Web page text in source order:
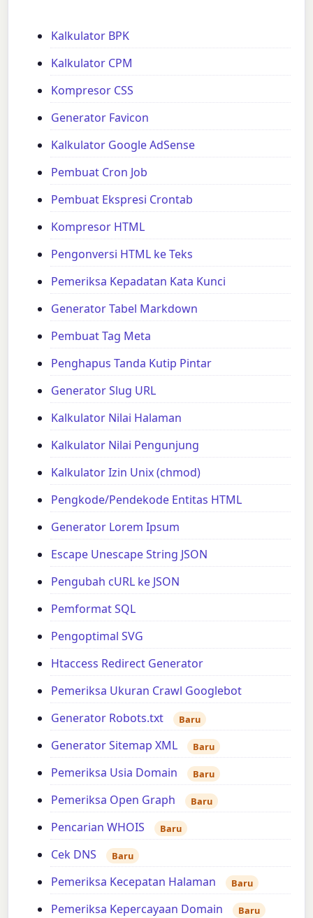
Kalkulator BPK
Kalkulator CPM
Kompresor CSS
Generator Favicon
Kalkulator Google AdSense
Pembuat Cron Job
Pembuat Ekspresi Crontab
Kompresor HTML
Pengonversi HTML ke Teks
Pemeriksa Kepadatan Kata Kunci
Generator Tabel Markdown
Pembuat Tag Meta
Penghapus Tanda Kutip Pintar
Generator Slug URL
Kalkulator Nilai Halaman
Kalkulator Nilai Pengunjung
Kalkulator Izin Unix (chmod)
Pengkode/Pendekode Entitas HTML
Generator Lorem Ipsum
Escape Unescape String JSON
Pengubah cURL ke JSON
Pemformat SQL
Pengoptimal SVG
Htaccess Redirect Generator
Pemeriksa Ukuran Crawl Googlebot
Generator Robots.txt
Baru
Generator Sitemap XML Baru
Pemeriksa Usia Domain Baru
Pemeriksa Open Graph Baru
Pencarian WHOIS Baru
Cek DNS Baru
Pemeriksa Kecepatan Halaman Baru
Pemeriksa Kepercayaan Domain Baru